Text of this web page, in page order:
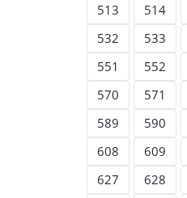
513
514
532
533
551
552
570
571
589
590
608
609
627
628